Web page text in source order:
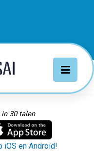
in 30 talen
iOS en Android!